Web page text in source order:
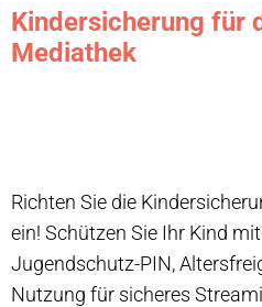
Kindersicherung für
Mediathek
Richten Sie die
ein! Schützen Sie Ihr Kind
Jugendschutz-PIN,
Nutzung für sicheres